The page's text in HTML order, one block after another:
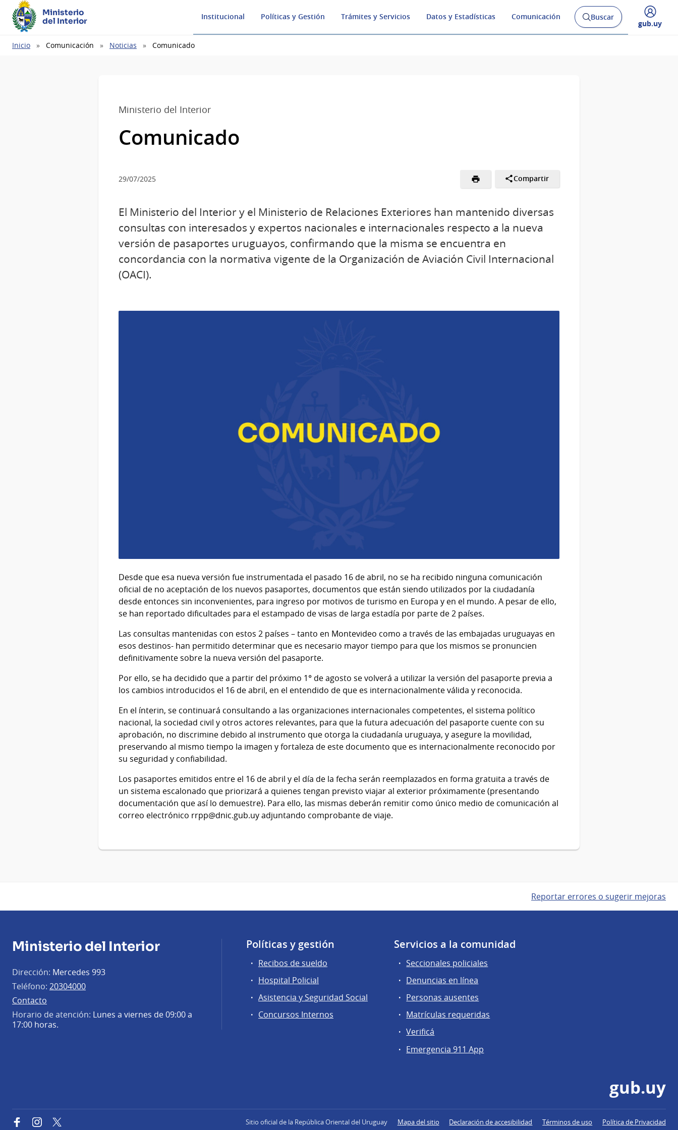
Ministerio
del Interior
Institucional Políticas y Gestión Trámites y Servicios Datos y Estadísticas Comunicación
Abrir
buscador
Buscar
Desplegar
gub.uy
Ruta
Inicio Comunicación Noticias Comunicado
Ministerio del Interior
Comunicado
29/07/2025 Compartir
El Ministerio del Interior y el Ministerio de Relaciones Exteriores han mantenido diversas
consultas con interesados y expertos nacionales e internacionales respecto a la nueva
versión de pasaportes uruguayos, confirmando que la misma se encuentra en
concordancia con la normativa vigente de la Organización de Aviación Civil Internacional
(OACI).
Desde que esa nueva versión fue instrumentada el pasado 16 de abril, no se ha recibido ninguna comunicación
oficial de no aceptación de los nuevos pasaportes, documentos que están siendo utilizados por la ciudadanía
desde entonces sin inconvenientes, para ingreso por motivos de turismo en Europa y en el mundo. A pesar de ello,
se han reportado dificultades para el estampado de visas de larga estadía por parte de 2 países.
Las consultas mantenidas con estos 2 países – tanto en Montevideo como a través de las embajadas uruguayas en
esos destinos- han permitido determinar que es necesario mayor tiempo para que los mismos se pronuncien
definitivamente sobre la nueva versión del pasaporte.
Por ello, se ha decidido que a partir del próximo 1° de agosto se volverá a utilizar la versión del pasaporte previa a
los cambios introducidos el 16 de abril, en el entendido de que es internacionalmente válida y reconocida.
En el ínterin, se continuará consultando a las organizaciones internacionales competentes, el sistema político
nacional, la sociedad civil y otros actores relevantes, para que la futura adecuación del pasaporte cuente con su
aprobación, no discrimine debido al instrumento que otorga la ciudadanía uruguaya, y asegure la movilidad,
preservando al mismo tiempo la imagen y fortaleza de este documento que es internacionalmente reconocido por
su seguridad y confiabilidad.
Los pasaportes emitidos entre el 16 de abril y el día de la fecha serán reemplazados en forma gratuita a través de
un sistema escalonado que priorizará a quienes tengan previsto viajar al exterior próximamente (presentando
documentación que así lo demuestre). Para ello, las mismas deberán remitir como único medio de comunicación al
correo electrónico rrpp@dnic.gub.uy adjuntando comprobante de viaje.
Reportar errores o sugerir mejoras
Ministerio del Interior
Dirección: Mercedes 993
Teléfono: 20304000
Contacto
Horario de atención: Lunes a viernes de 09:00 a
17:00 horas.
Políticas y gestión
Recibos de sueldo
Hospital Policial
Asistencia y Seguridad Social
Concursos Internos
Servicios a la comunidad
Seccionales policiales
Denuncias en línea
Personas ausentes
Matrículas requeridas
Verificá
Emergencia 911 App
gub.uy
FacebookInstagram Sitio oficial de la República Oriental del Uruguay Mapa del sitio Declaración de accesibilidad Términos de uso Política de Privacidad